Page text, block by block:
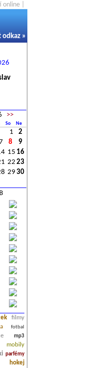
online |
odkaz »
>>
So Ne
1
2
8
9
15 16
22 23
29 30
filmy
fotbal
mp3
mobily
parfémy
hokej